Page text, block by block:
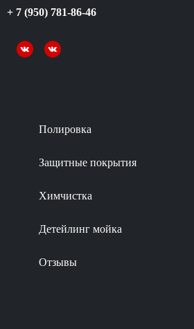
+ 7 (950) 781-86-46
Полировка
Защитные покрытия
Химчистка
Детейлинг мойка
Отзывы